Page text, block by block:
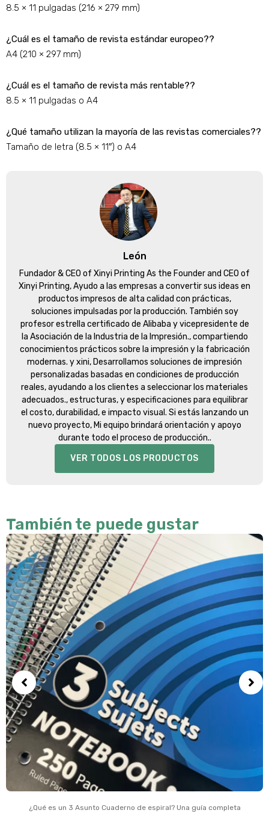
8.5 × 11 pulgadas (216 × 279 mm)
¿Cuál es el tamaño de revista estándar europeo??
A4 (210 × 297 mm)
¿Cuál es el tamaño de revista más rentable??
8.5 × 11 pulgadas o A4
¿Qué tamaño utilizan la mayoría de las revistas comerciales??
Tamaño de letra (8.5 × 11″) o A4
León
Fundador &CEO of Xinyi Printing As the Founder and CEO of
Xinyi Printing, Ayudo a las empresas a convertir sus ideas en
productos impresos de alta calidad con prácticas,
soluciones impulsadas por la producción. También soy
profesor estrella certificado de Alibaba y vicepresidente de
la Asociación de la Industria de la Impresión., compartiendo
conocimientos prácticos sobre la impresión y la fabricación
modernas. y xini, Desarrollamos soluciones de impresión
personalizadas basadas en condiciones de producción
reales, ayudando a los clientes a seleccionar los materiales
adecuados., estructuras, y especificaciones para equilibrar
el costo, durabilidad, e impacto visual. Si estás lanzando un
nuevo proyecto, Mi equipo brindará orientación y apoyo
durante todo el proceso de producción..
VER TODOS LOS PRODUCTOS
También te puede gustar
¿Qué es un 3 Asunto Cuaderno de espiral? Una guía completa